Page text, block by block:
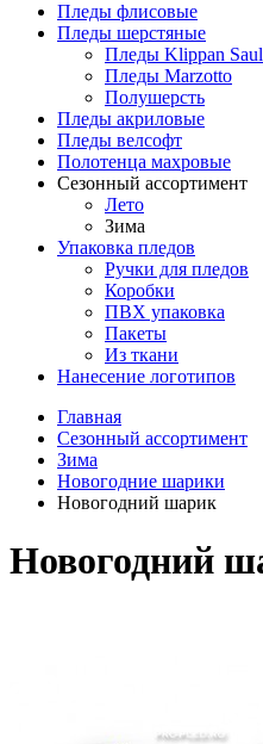
Пледы флисовые
Пледы шерстяные
Пледы Klippan
Пледы Marzotto
Полушерсть
Пледы акриловые
Пледы велсофт
Полотенца махровые
Сезонный ассортимент
Лето
Зима
Упаковка пледов
Ручки для пледов
Коробки
ПВХ упаковка
Пакеты
Из ткани
Нанесение логотипов
Главная
Сезонный ассортимент
Зима
Новогодние шарики
Новогодний шарик
Новогодний